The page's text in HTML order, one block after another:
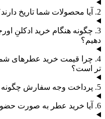
2. آیا محصولات شما تاریخ دارند؟ تاریخ انقضای آنها چه زمانیه؟
3. چگونه هنگام خرید ادکلنِ
دهیم؟
4. چرا قیمت خرید عطرهای
تر است؟
5. پرداخت وجه سفارش چگونه امکان پذیر است؟
6. آیا خرید عطر به صورت حضوری هم امکان پذیر است؟